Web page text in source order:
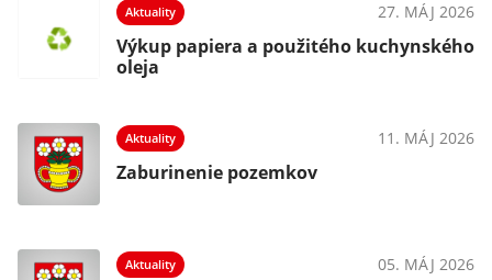
Aktuality 27. MÁJ 2026
Výkup papiera a použitého kuchynského
oleja
Aktuality 11. MÁJ 2026
Zaburinenie pozemkov
Aktuality 05. MÁJ 2026